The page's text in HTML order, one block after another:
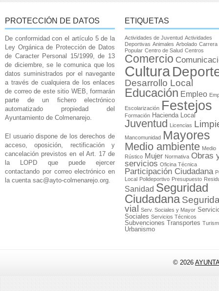
PROTECCIÓN DE DATOS
De conformidad con el artículo 5 de la
Ley Orgánica de Protección de Datos
de Caracter Personal 15/1999, de 13
de diciembre, se le comunica que los
datos suministrados por el navegante
a través de cualquiera de los enlaces
de correo de este sitio WEB, formarán
parte de un fichero electrónico
automatizado propiedad del
Ayuntamiento de Colmenarejo.
El usuario dispone de los derechos de
acceso, oposición, rectificación y
cancelación previstos en el Art. 17 de
la LOPD que puede ejercer
contactando por correo electrónico en
la cuenta sac@ayto-colmenarejo.org.
ETIQUETAS
Actividades de Juventud Actividades
Deportivas Animales Arbolado Carrera
Popular Centro de Salud Centros
Comercio
Cultura
Desarrollo Local
Educación Empleo
Escolarización Festejos
Formación Hacienda Local
Juventud Licencias
Mancomunidad Mayores
Medio ambiente Medio
Rústico Mujer Normativa Obras
servicios Oficina Técnica
Participación Ciudadana
Local Polideportivo Presupuesto
Sanidad Seguridad
Ciudadana
vial
Serv. Sociales y Mayor
Sociales Servicios Técnicos
Subvenciones Transportes
Urbanismo
© 2026